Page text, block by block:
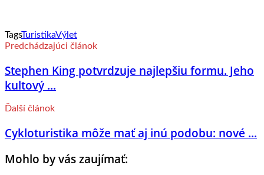
TagsTuristikaVýlet
Predchádzajúci článok
Stephen King potvrdzuje najlepšiu formu. Jeho
kultový ...
Ďalší článok
Cykloturistika môže mať aj inú podobu: nové ...
Mohlo by vás zaujímať: